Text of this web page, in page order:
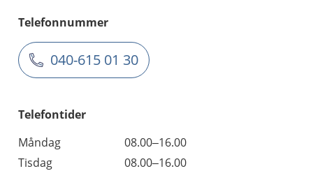
Telefonnummer
040-615 01 30
Telefontider
Måndag
08.00–16.00
Tisdag
08.00–16.00